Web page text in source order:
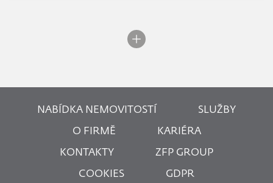
NABÍDKA NEMOVITOSTÍ SLUŽBY
O FIRMĚ KARIÉRA
KONTAKTY ZFP GROUP
COOKIES GDPR